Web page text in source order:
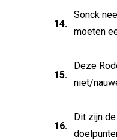
14.
Sonck
moeten
15.
Deze
niet/
16.
Dit zijn